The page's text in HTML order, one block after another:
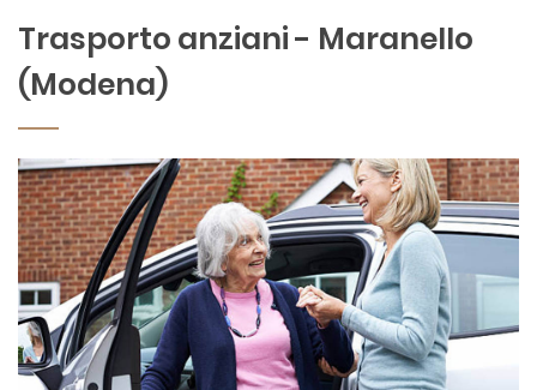
Trasporto anziani - Maranello
(Modena)